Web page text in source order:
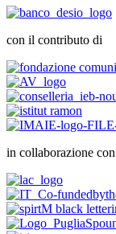
con il contributo di
in collaborazione con